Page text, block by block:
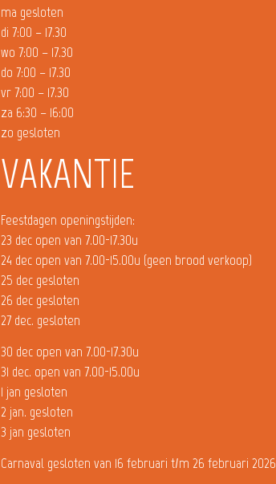
ma gesloten
di 7:00 – 17.30
wo 7:00 – 17.30
do 7:00 – 17.30
vr 7:00 – 17.30
za 6:30 – 16:00
zo gesloten
VAKANTIE
Feestdagen openingstijden:
23 dec open van 7.00-17.30u
24 dec open van 7.00-15.00u (geen brood verkoop)
25 dec gesloten
26 dec gesloten
27 dec. gesloten
30 dec open van 7.00-17.30u
31 dec. open van 7.00-15.00u
1 jan gesloten
2 jan. gesloten
3 jan gesloten
Carnaval gesloten van 16 februari t/m 26 februari 2026